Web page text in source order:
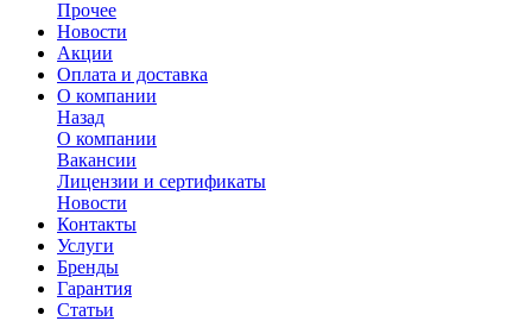
Прочее
Новости
Акции
Оплата и доставка
О компании
Назад
О компании
Вакансии
Лицензии и сертификаты
Новости
Контакты
Услуги
Бренды
Гарантия
Статьи